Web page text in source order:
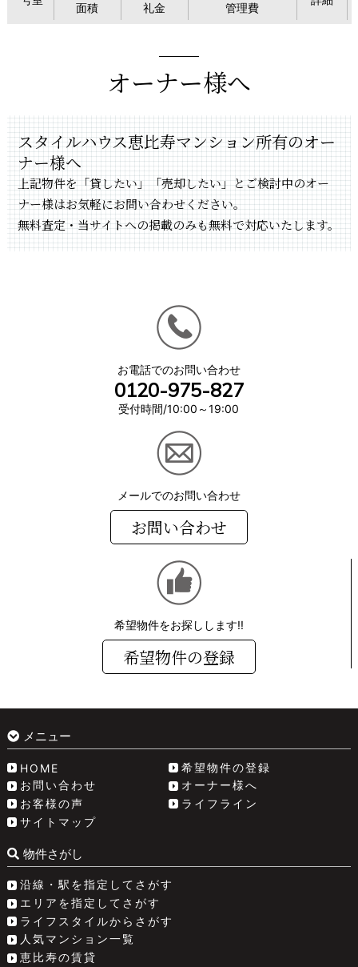
面積 礼金 管理費
オーナー様へ
スタイルハウス恵比寿マンション所有のオー
ナー様へ
上記物件を「貸したい」「売却したい」とご検討中のオー
ナー様はお気軽にお問い合わせください。
無料査定・当サイトへの掲載のみも無料で対応いたします。
お電話でのお問い合わせ
0120-975-827
受付時間/10:00～19:00
メールでのお問い合わせ
お問い合わせ
希望物件をお探しします!!
希望物件の登録
メニュー
HOME
希望物件の登録
お問い合わせ
オーナー様へ
お客様の声
ライフライン
サイトマップ
物件さがし
沿線・駅を指定してさがす
エリアを指定してさがす
ライフスタイルからさがす
人気マンション一覧
恵比寿の賃貸